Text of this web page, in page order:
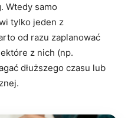
Wtedy samo
tylko jeden z
od razu zaplanować
z nich (np.
dłuższego czasu lub